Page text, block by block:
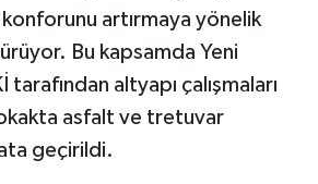
artırmaya yönelik
Bu kapsamda Yeni
altyapı çalışmaları
asfalt ve tretuvar
geçirildi.